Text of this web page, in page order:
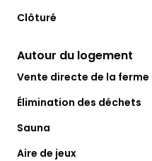
Clôturé
Autour du logement
Vente directe de la ferme
Élimination des déchets
Sauna
Aire de jeux